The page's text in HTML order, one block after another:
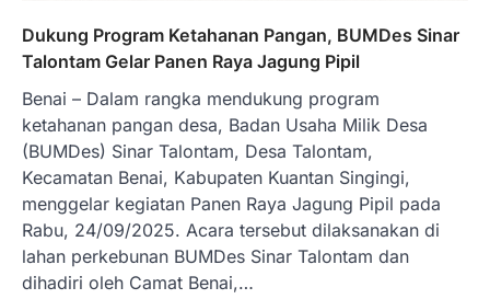
Dukung Program Ketahanan Pangan, BUMDes Sinar
Talontam Gelar Panen Raya Jagung Pipil
Benai – Dalam rangka mendukung program
ketahanan pangan desa, Badan Usaha Milik Desa
(BUMDes) Sinar Talontam, Desa Talontam,
Kecamatan Benai, Kabupaten Kuantan Singingi,
menggelar kegiatan Panen Raya Jagung Pipil pada
Rabu, 24/09/2025. Acara tersebut dilaksanakan di
lahan perkebunan BUMDes Sinar Talontam dan
dihadiri oleh Camat Benai,…